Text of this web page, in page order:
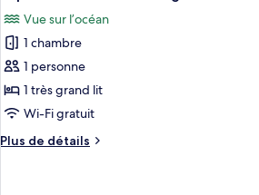
Use
Single
Use
toutes
les
photos
pour
ce
type
chambre :
Vue sur l’océan
1 chambre
1 personne
1 très grand lit
Wi-Fi gratuit
Plus de détails
Plus